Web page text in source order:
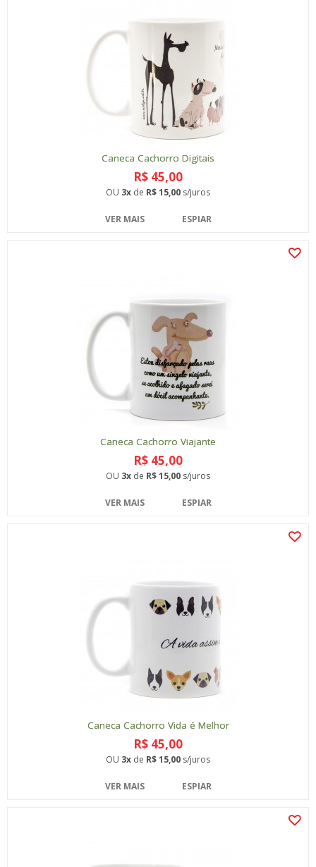
Caneca Cachorro Digitais
R$ 45,00
OU 3x de R$ 15,00 s/juros
VER MAIS ESPIAR
Caneca Cachorro Viajante
R$ 45,00
OU 3x de R$ 15,00 s/juros
VER MAIS ESPIAR
Caneca Cachorro Vida é Melhor
R$ 45,00
OU 3x de R$ 15,00 s/juros
VER MAIS ESPIAR